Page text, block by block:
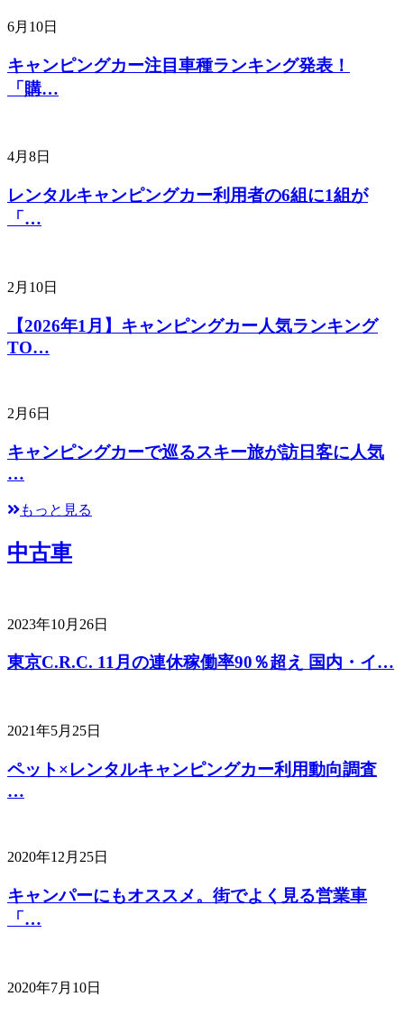
6月10日
キャンピングカー注目車種ランキング発表！
「購…
4月8日
レンタルキャンピングカー利用者の6組に1組が
「…
2月10日
【2026年1月】キャンピングカー人気ランキング
TO…
2月6日
キャンピングカーで巡るスキー旅が訪日客に人気
…
もっと見る
中古車
2023年10月26日
東京C.R.C. 11月の連休稼働率90％超え 国内・イ…
2021年5月25日
ペット×レンタルキャンピングカー利用動向調査
…
2020年12月25日
キャンパーにもオススメ。街でよく見る営業車
「…
2020年7月10日